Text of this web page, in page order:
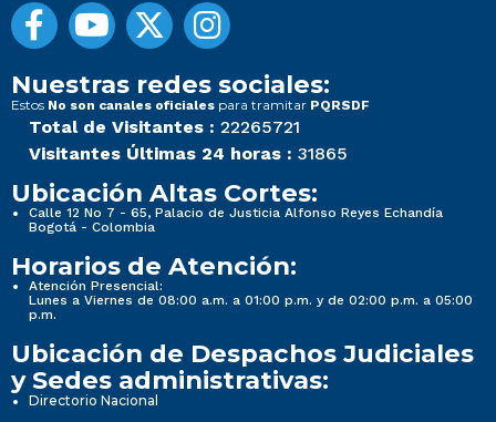
Nuestras redes sociales:
Estos No son canales oficiales para tramitar PQRSDF
Total de Visitantes : 22265721
Visitantes Últimas 24 horas : 31865
Ubicación Altas Cortes:
Calle 12 No 7 - 65, Palacio de Justicia Alfonso Reyes Echandía
Bogotá - Colombia
Horarios de Atención:
Atención Presencial:
Lunes a Viernes de 08:00 a.m. a 01:00 p.m. y de 02:00 p.m. a 05:00
p.m.
Ubicación de Despachos Judiciales
y Sedes administrativas:
Directorio Nacional